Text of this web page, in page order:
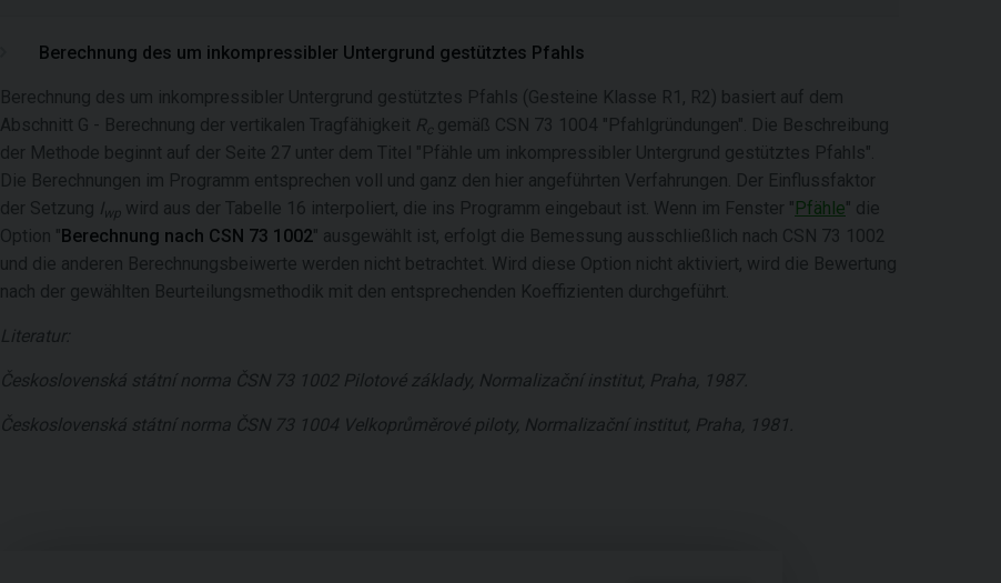
Berechnung des um inkompressibler Untergrund gestütztes Pfahls
Berechnung des um inkompressibler Untergrund gestütztes Pfahls (Gesteine Klasse R1, R2) basiert auf dem
Abschnitt G - Berechnung der vertikalen Tragfähigkeit R gemäß CSN 73 1004 "Pfahlgründungen". Die Beschreibung
der Methode beginnt auf der Seite 27 unter dem Titel "Pfähle um inkompressibler Untergrund gestütztes Pfahls".
Die Berechnungen im Programm entsprechen voll und ganz den hier angeführten Verfahrungen. Der Einflussfaktor
der Setzung Iwp wird aus der Tabelle 16 interpoliert, die ins Programm eingebaut ist. Wenn im Fenster " Pfähle" die
Option " Berechnung nach CSN 73 1002" ausgewählt ist, erfolgt die Bemessung ausschließlich nach CSN 73 1002
und die anderen Berechnungsbeiwerte werden nicht betrachtet. Wird diese Option nicht aktiviert, wird die Bewertung
nach der gewählten Beurteilungsmethodik mit den entsprechenden Koeffizienten durchgeführt.
Literatur:
Československá státní norma ČSN 73 1002 Pilotové základy, Normalizační institut, Praha, 1987.
Československá státní norma ČSN 73 1004 Velkoprůměrové piloty, Normalizační institut, Praha, 1981.